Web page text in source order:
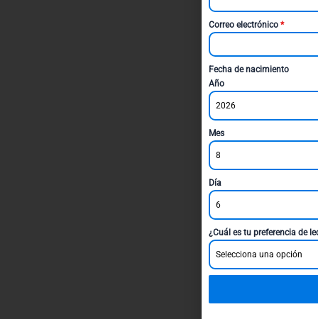
Correo electrónico *
Fecha de nacimiento
Año
2026
Mes
8
Día
6
¿Cuál es tu preferencia de
Selecciona una opción